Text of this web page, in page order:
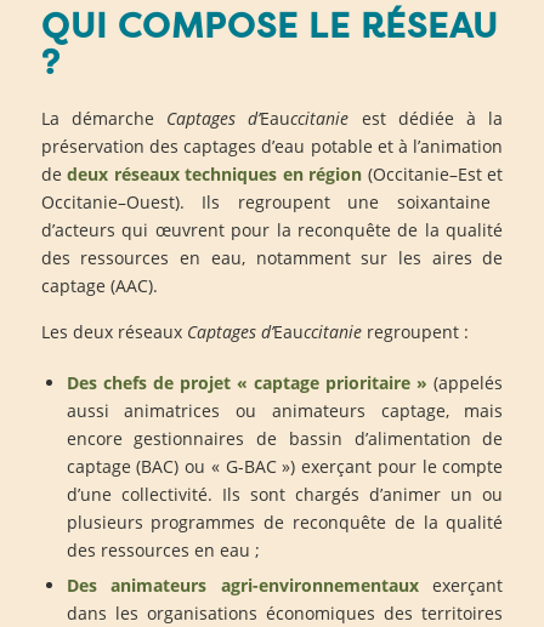
QUI COMPOSE LE RÉSEAU
?
La démarche Captages d’Eauccitanie est dédiée à la
préservation des captages d’eau potable età l’animation
dedeux réseaux techniques en région (Occitanie–Estet
Occitanie–Ouest). Ils regroupent une soixantaine
d’acteursqui œuvrent pour la reconquête de la qualité
des ressources en eau,notammentsur les aires de
captage (AAC).
Les deux réseauxCaptages d’Eauccitanieregroupent :
Des chefs de projet « captage prioritaire » (appelés
aussi animatrices ou animateurs captage, mais
encore gestionnaires de bassin d’alimentation de
captage (BAC) ou « G-BAC ») exerçant pour le compte
d’une collectivité. Ils sont chargés d’animer un ou
plusieurs programmes de reconquête de la qualité
des ressources en eau ;
Des animateurs agri-environnementauxexerçant
dans les organisations économiques des territoires